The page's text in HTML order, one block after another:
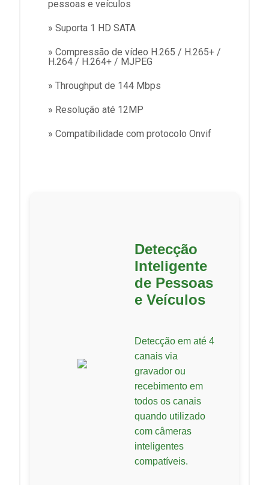
pessoas e veículos
» Suporta 1 HD SATA
» Compressão de vídeo H.265 / H.265+ /
H.264 / H.264+ / MJPEG
» Throughput de 144 Mbps
» Resolução até 12MP
» Compatibilidade com protocolo Onvif
Detecção
Inteligente
de Pessoas
e Veículos
Detecção em até 4
canais via
gravador ou
recebimento em
todos os canais
quando utilizado
com câmeras
inteligentes
compatíveis.